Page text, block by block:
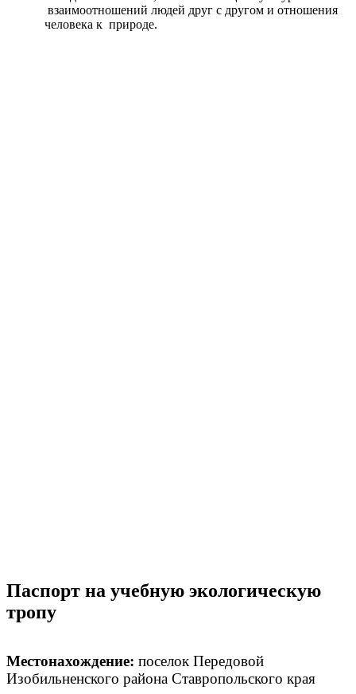
взаимоотношений людей друг с другом и отношения
человека к природе.
Паспорт на учебную экологическую
тропу
Местонахождение: поселок Передовой
Изобильненского района Ставропольского края